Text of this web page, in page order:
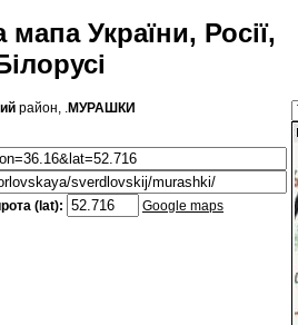
України, Росії,
район, .МУРАШКИ
(lat): Google maps